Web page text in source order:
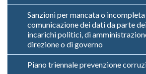
Sanzioni per mancata o incompleta
comunicazione dei dati da parte
incarichi politici, di
direzione o di governo
Piano triennale prevenzione